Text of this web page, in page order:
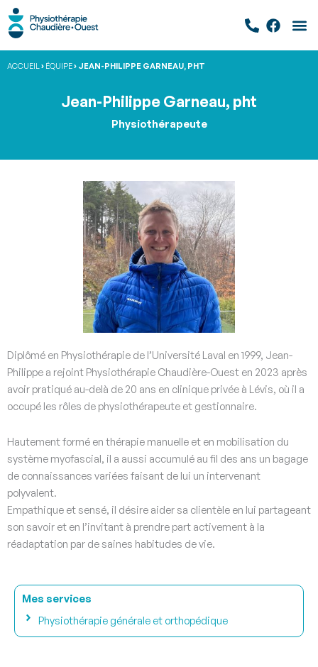
Aller
au
contenu
ACCUEIL› ÉQUIPE› JEAN-PHILIPPE GARNEAU, PHT
Jean-Philippe Garneau, pht
Physiothérapeute
Diplômé en Physiothérapie de l’Université Laval en 1999, Jean-
Philippe a rejoint Physiothérapie Chaudière-Ouest en 2023 après
avoir pratiqué au-delà de 20 ans en clinique privée à Lévis, où il a
occupé les rôles de physiothérapeute et gestionnaire.
Hautement formé en thérapie manuelle et en mobilisation du
système myofascial, il a aussi accumulé au fil des ans un bagage
de connaissances variées faisant de lui un intervenant
polyvalent.
Empathique et sensé, il désire aider sa clientèle en lui partageant
son savoir et en l’invitant à prendre part activement à la
réadaptation par de saines habitudes de vie.
Mes services
Physiothérapie générale et orthopédique